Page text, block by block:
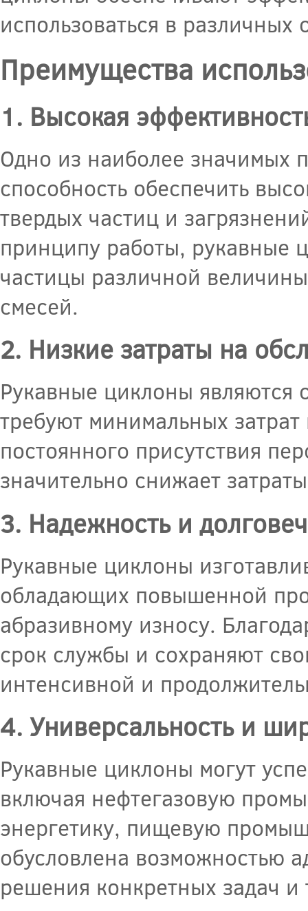
использоваться в
Преимущества
1. Высокая
Одно из наиболее значимых
способность обеспечить
твердых частиц и
принципу работы, рукавные
частицы различной
смесей.
2. Низкие затраты на
Рукавные циклоны являются
требуют минимальных
постоянного присутствия
значительно снижает
3. Надежность и
Рукавные циклоны
обладающих повышенной
абразивному износу.
срок службы и сохраняют
интенсивной и
4. Универсальность и
Рукавные циклоны могут
включая нефтегазовую
энергетику, пищевую
обусловлена возможностью
решения конкретных задач и